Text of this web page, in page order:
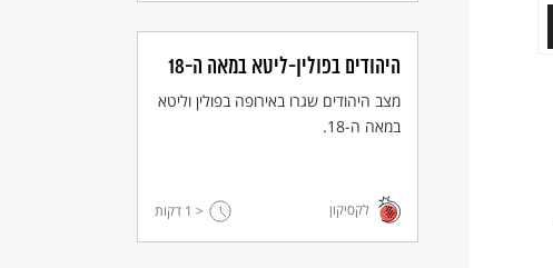
היהודים בפולין-ליטא במאה ה-18
מצב היהודים שגרו באירופה בפולין וליטא
במאה ה-18.
לקסיקון < 1 דקות